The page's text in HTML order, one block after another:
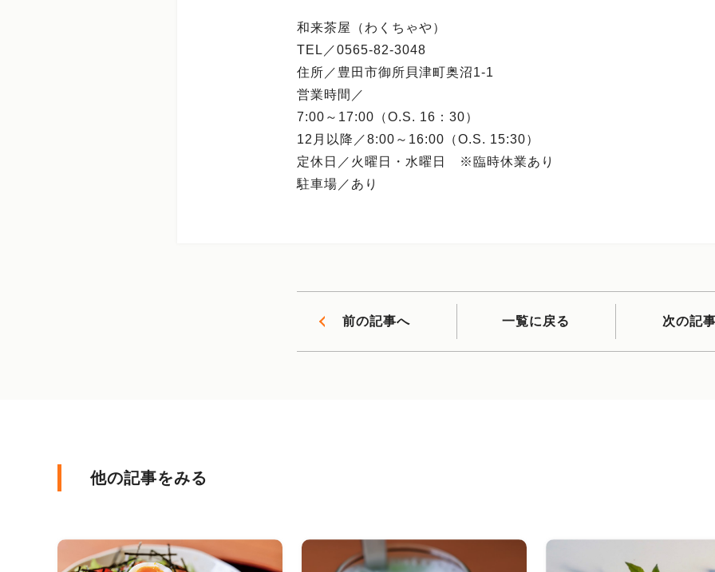
和来茶屋（わくちゃや）
TEL／0565-82-3048
住所／豊田市御所貝津町奥沼1-1
営業時間／
7:00～17:00（O.S. 16：30）
12月以降／8:00～16:00（O.S. 15:30）
定休日／火曜日・水曜日 ※臨時休業あり
駐車場／あり
前の記事へ 次の記
一覧に戻る
他の記事をみる